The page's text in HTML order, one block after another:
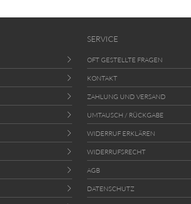
SERVICE
OFT GESTELLTE FRAGEN
KONTAKT
ZAHLUNG UND VERSAND
UMTAUSCH / RÜCKGABE
WIDERRUF ERKLÄREN
WIDERRUFSRECHT
AGB
DATENSCHUTZ